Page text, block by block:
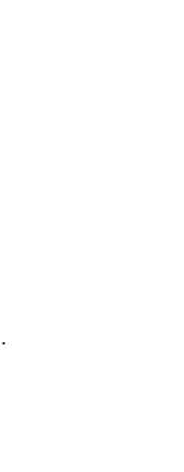
.